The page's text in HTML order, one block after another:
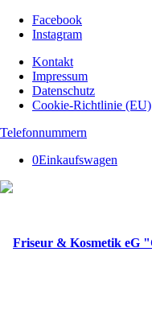
Facebook
Instagram
Kontakt
Impressum
Datenschutz
Cookie-Richtlinie (EU)
Telefonnummern
0Einkaufswagen